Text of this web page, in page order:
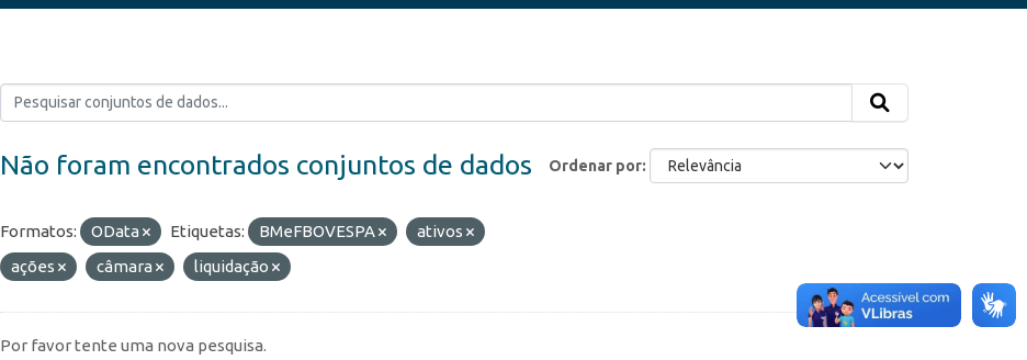
Ordenar por
Não foram encontrados conjuntos de dados
Formatos: OData Etiquetas: BMeFBOVESPA
ativos
ações
câmara liquidação
Por favor tente uma nova pesquisa.